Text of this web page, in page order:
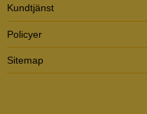
Kundtjänst
Policyer
Sitemap